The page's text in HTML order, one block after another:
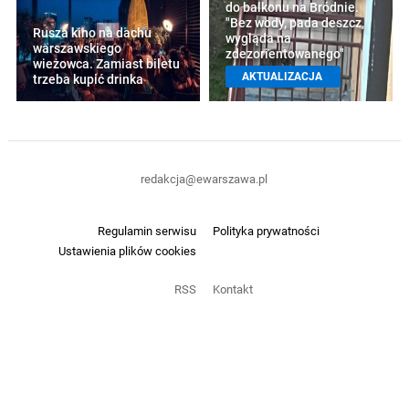
Rusza kino na dachu
warszawskiego
wieżowca. Zamiast biletu
trzeba kupić drinka
do balkonu na Bródnie.
"Bez wody, pada deszcz,
wygląda na
zdezorientowanego"
AKTUALIZACJA
Regulamin serwisu
Polityka prywatności
Ustawienia plików cookies
RSS Kontakt
redakcja@ewarszawa.pl